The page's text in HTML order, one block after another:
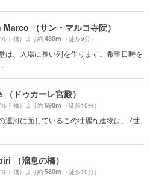
（サン・マルコ寺院）
ト橋）より約480m （徒歩9分）
は、入場に長い列を作ります。希望日時を
ドゥカーレ宮殿）
ト橋）より約590m （徒歩10分）
運河に面しているこの壮麗な建物は、7世
（溜息の橋）
ト橋）より約580m （徒歩10分）